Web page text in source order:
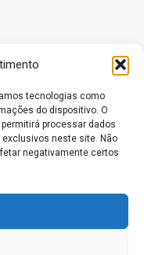
tecnologias como
do dispositivo. O
processar dados
neste site. Não
negativamente certos
Riscos e Como se
Regionais: Por Que Ele